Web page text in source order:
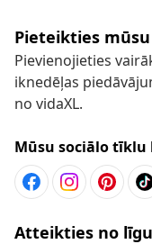
Pieteikties
Pievienojieties
iknedēļas
no vidaXL.
Mūsu sociālo tīklu
Atteikties no